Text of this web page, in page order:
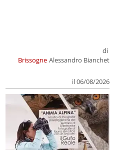
Brissogne
di
Alessandro Bianchet
il 06/08/2026